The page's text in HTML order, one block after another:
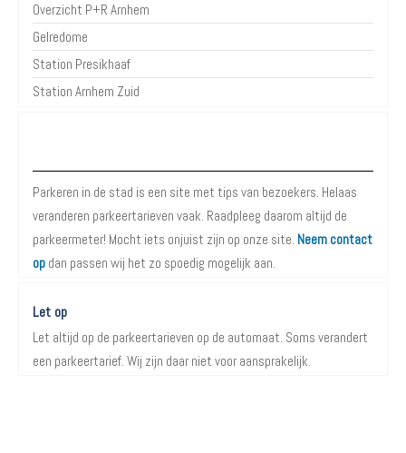
Overzicht P+R Arnhem
Gelredome
Station Presikhaaf
Station Arnhem Zuid
Parkeren in de stad is een site met tips van bezoekers. Helaas
veranderen parkeertarieven vaak. Raadpleeg daarom altijd de
parkeermeter! Mocht iets onjuist zijn op onze site. Neem contact
op dan passen wij het zo spoedig mogelijk aan.
Let op
Let altijd op de parkeertarieven op de automaat. Soms verandert
een parkeertarief. Wij zijn daar niet voor aansprakelijk.